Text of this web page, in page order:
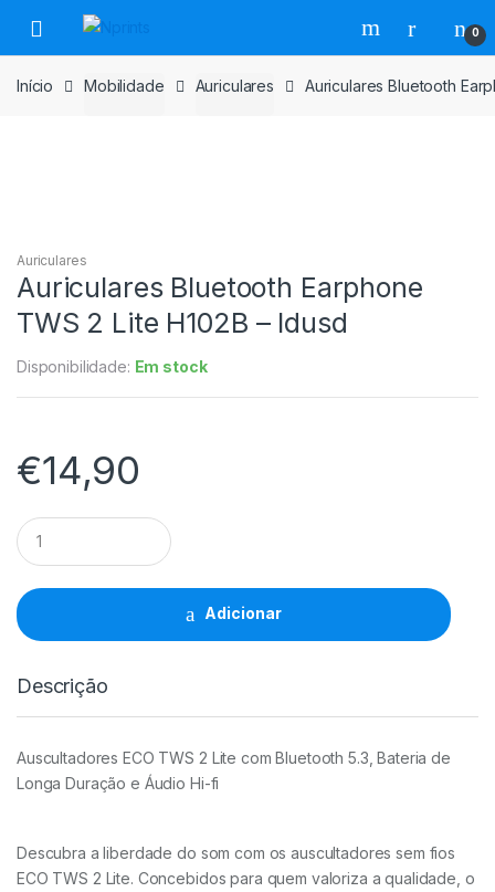
para
navegação
para
o
conteúdo
0
Início Mobilidade Auriculares Auriculares Bluetooth
Auriculares
Auriculares Bluetooth Earphone
TWS 2 Lite H102B – Idusd
Disponibilidade: Em stock
€14,90
Auriculares
Bluetooth
Earphone
TWS
2
Lite
H102B
Idusd
Adicionar
Descrição
Auscultadores ECO TWS 2 Lite com Bluetooth 5.3, Bateria de
Longa Duração e Áudio Hi-fi
Descubra a liberdade do som com os auscultadores sem fios
ECO TWS 2 Lite. Concebidos para quem valoriza a qualidade, o